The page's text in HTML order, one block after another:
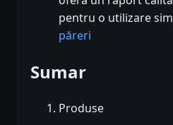
pentru o utilizare
păreri
Sumar
Produse